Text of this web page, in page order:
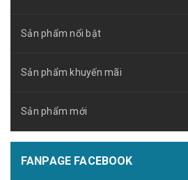
Sản phẩm nổi bật
Sản phẩm khuyến mãi
Sản phẩm mới
FANPAGE FACEBOOK